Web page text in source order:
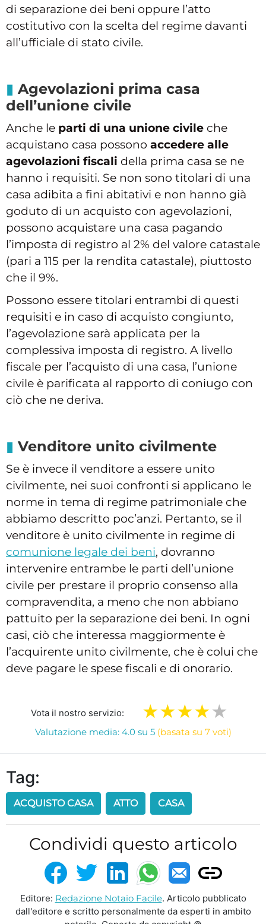
di separazione dei beni oppure l’atto
costitutivo con la scelta del regime davanti
all’ufficiale di stato civile.
Agevolazioni prima casa
dell’unione civile
Anche le parti di una unione civile che
acquistano casa possono accedere alle
agevolazioni fiscali della prima casa se ne
hanno i requisiti. Se non sono titolari di una
casa adibita a fini abitativi e non hanno già
goduto di un acquisto con agevolazioni,
possono acquistare una casa pagando
l’imposta di registro al 2% del valore catastale
(pari a 115 per la rendita catastale), piuttosto
che il 9%.
Possono essere titolari entrambi di questi
requisiti e in caso di acquisto congiunto,
l’agevolazione sarà applicata per la
complessiva imposta di registro. A livello
fiscale per l’acquisto di una casa, l’unione
civile è parificata al rapporto di coniugo con
ciò che ne deriva.
Venditore unito civilmente
Se è invece il venditore a essere unito
civilmente, nei suoi confronti si applicano le
norme in tema di regime patrimoniale che
abbiamo descritto poc’anzi. Pertanto, se il
venditore è unito civilmente in regime di
comunione legale dei beni, dovranno
intervenire entrambe le parti dell’unione
civile per prestare il proprio consenso alla
compravendita, a meno che non abbiano
pattuito per la separazione dei beni. In ogni
casi, ciò che interessa maggiormente è
l’acquirente unito civilmente, che è colui che
deve pagare le spese fiscali e di onorario.
Vota il nostro servizio:
Valutazione media: 4.0 su 5 (basata su 7 voti)
Tag:
ACQUISTO CASA ATTO CASA
Condividi questo articolo
Editore: Redazione Notaio Facile. Articolo pubblicato
dall'editore e scritto personalmente da esperti in ambito